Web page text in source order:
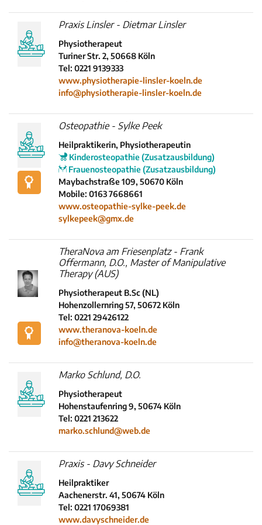
Praxis Linsler - Dietmar Linsler
Physiotherapeut
Turiner Str. 2, 50668 Köln
Tel: 0221 9139333
www.physiotherapie-linsler-koeln.de
info@physiotherapie-linsler-koeln.de
Osteopathie - Sylke Peek
Heilpraktikerin, Physiotherapeutin
Kinderosteopathie (Zusatzausbildung)
Frauenosteopathie (Zusatzausbildung)
Maybachstraße 109, 50670 Köln
Mobile: 0163 7668661
www.osteopathie-sylke-peek.de
sylkepeek@gmx.de
TheraNova am Friesenplatz - Frank
Offermann, D.O., Master of Manipulative
Therapy (AUS)
Physiotherapeut B.Sc (NL)
Hohenzollernring 57, 50672 Köln
Tel: 0221 29426122
www.theranova-koeln.de
info@theranova-koeln.de
Marko Schlund, D.O.
Physiotherapeut
Hohenstaufenring 9, 50674 Köln
Tel: 0221 213622
marko.schlund@web.de
Praxis - Davy Schneider
Heilpraktiker
Aachenerstr. 41, 50674 Köln
Tel: 0221 17069381
www.davyschneider.de